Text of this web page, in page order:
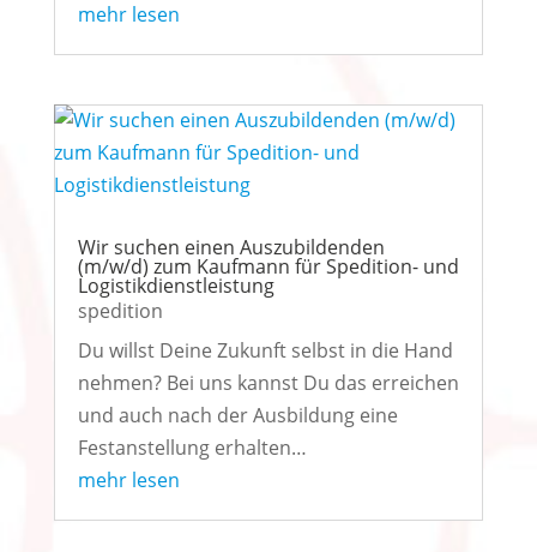
mehr lesen
Wir suchen einen Auszubildenden
(m/w/d) zum Kaufmann für Spedition- und
Logistikdienstleistung
spedition
Du willst Deine Zukunft selbst in die Hand
nehmen? Bei uns kannst Du das erreichen
und auch nach der Ausbildung eine
Festanstellung erhalten…
mehr lesen